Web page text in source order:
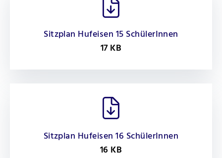
Sitzplan Hufeisen 15 SchülerInnen
17 KB
Sitzplan Hufeisen 16 SchülerInnen
16 KB